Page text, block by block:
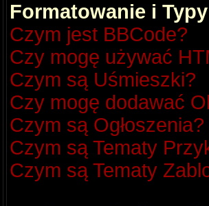
Formatowanie i
Czym jest BBCode?
Czy mogę używać
Czym są Uśmieszki?
Czy mogę dodawać
Czym są Ogłoszenia?
Czym są Tematy
Czym są Tematy